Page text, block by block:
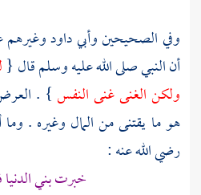
وفي الصحيحينوأبي داود
أن النبي صلى الله عليه وسلم قال {
ولكن الغنى غنى النفس} . العرض
هو ما يقتنى من المال وغيره .
رضي الله عنه :
خبرت بني